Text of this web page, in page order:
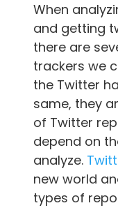
When
and getting
there are
trackers we
the Twitter
same, they
of Twitter
depend on
analyze.
new world
types of